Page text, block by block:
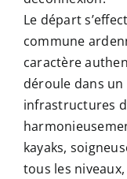
Le départ
commune
caractère
déroule dans
infrastructures
kayaks,
tous les